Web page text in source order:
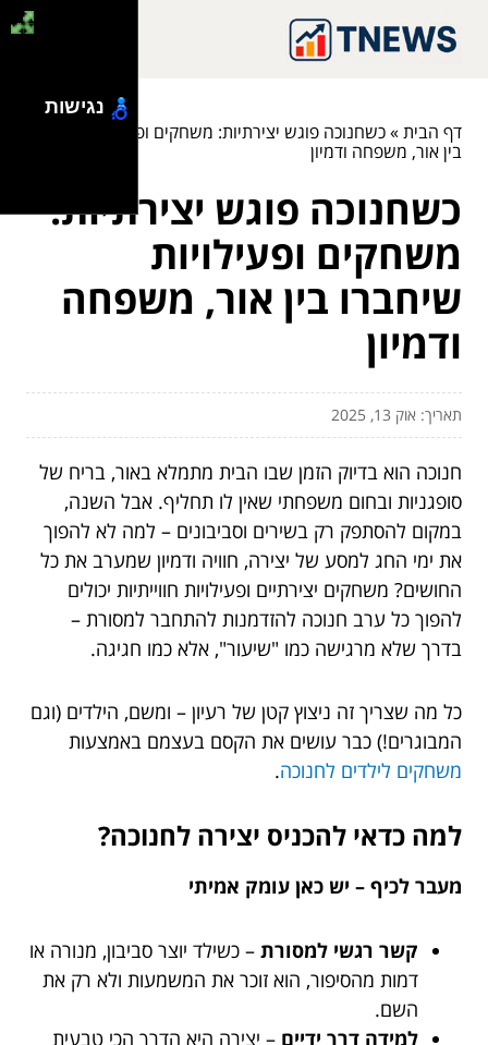
דף הבית»כשחנוכה פוגש יצירתיות: משחקים ופעילויות שיחברו
בין אור, משפחה ודמיון
כשחנוכה פוגש יצירתיות:
משחקים ופעילויות
שיחברו בין אור, משפחה
ודמיון
תאריך: אוק 13, 2025
חנוכה הוא בדיוק הזמן שבו הבית מתמלא באור, בריח של
סופגניות ובחום משפחתי שאין לו תחליף. אבל השנה,
במקום להסתפק רק בשירים וסביבונים – למה לא להפוך
את ימי החג למסע של יצירה, חוויה ודמיון שמערב את כל
החושים? משחקים יצירתיים ופעילויות חווייתיות יכולים
להפוך כל ערב חנוכה להזדמנות להתחבר למסורת –
בדרך שלא מרגישה כמו "שיעור", אלא כמו חגיגה.
כל מה שצריך זה ניצוץ קטן של רעיון – ומשם, הילדים (וגם
המבוגרים!) כבר עושים את הקסם בעצמם באמצעות
משחקים לילדים לחנוכה.
למה כדאי להכניס יצירה לחנוכה?
מעבר לכיף – יש כאן עומק אמיתי
קשר רגשי למסורת – כשילד יוצר סביבון, מנורה או
דמות מהסיפור, הוא זוכר את המשמעות ולא רק את
השם.
למידה דרך ידיים – יצירה היא הדרך הכי טבעית
נגישות